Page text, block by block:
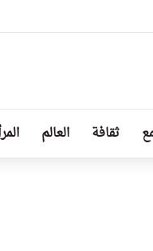
وهناك تقارب تام في وجهات
ثقافة العالم